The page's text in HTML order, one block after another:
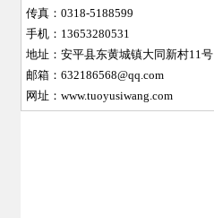
传真：0318-5188599
手机：13653280531
地址：安平县东黄城镇大同新村11号
邮箱：632186568@qq.com
网址：www.tuoyusiwang.com